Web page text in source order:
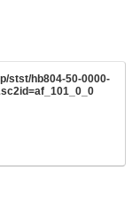
stst/hb804-50-0000-